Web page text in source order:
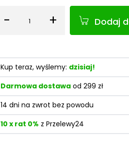
- Ilość + Dodaj
Kup teraz, wyślemy: dzisiaj!
Darmowa dostawa od 299 zł
14 dni na zwrot bez powodu
10 x rat 0% z Przelewy24